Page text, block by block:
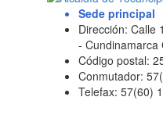
Sede principal
Dirección: Calle
- Cundinamarca
Código postal:
Conmutador:
Telefax: 57(60)